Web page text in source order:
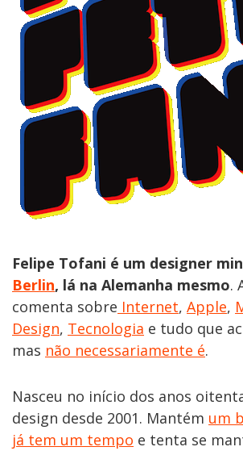
Felipe Tofani é um designer
Berlin, lá na Alemanha mesmo.
comenta sobre Internet, Apple,
Design, Tecnologia e tudo que
mas não necessariamente é.
Nasceu no início dos anos
design desde 2001. Mantém um
já tem um tempo e tenta se